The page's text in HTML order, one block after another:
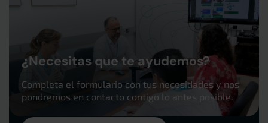
¿Necesitas que te ayudemos?
Completa el formulario con tus necesidades y nos
pondremos en contacto contigo lo antes posible.